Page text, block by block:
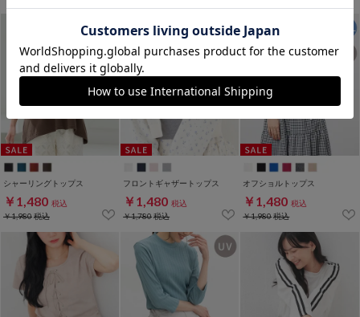
シャーリングトップス
￥1,480 税込
￥1,980税込
フロントギャザートップス
￥1,480 税込
￥1,780税込
オフショルトップス
￥1,480 税込
￥1,980税込